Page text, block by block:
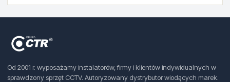
Od 2001 r. wyposażamy instalatorów, firmy i klientów indywidualnych w
sprawdzony sprzęt CCTV. Autoryzowany dystrybutor wiodących marek.